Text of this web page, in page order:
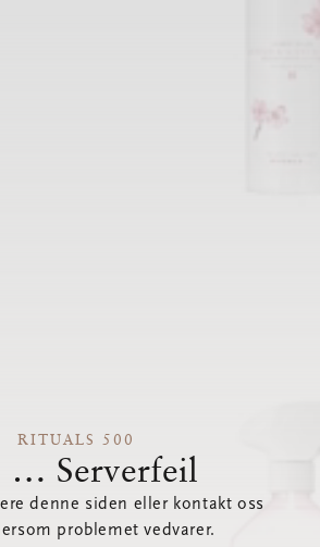
RITUALS 500
Serverfeil
denne siden eller kontakt oss
problemet vedvarer.